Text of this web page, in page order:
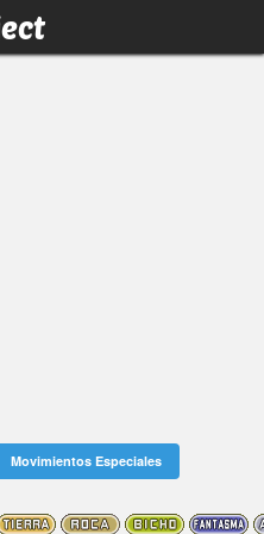
Movimientos Especiales